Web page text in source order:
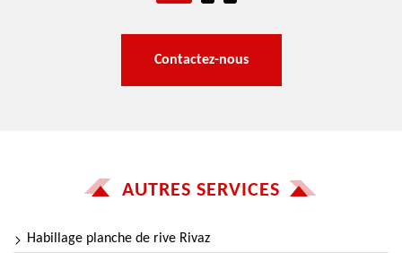
Contactez-nous
AUTRES SERVICES
Habillage planche de rive Rivaz